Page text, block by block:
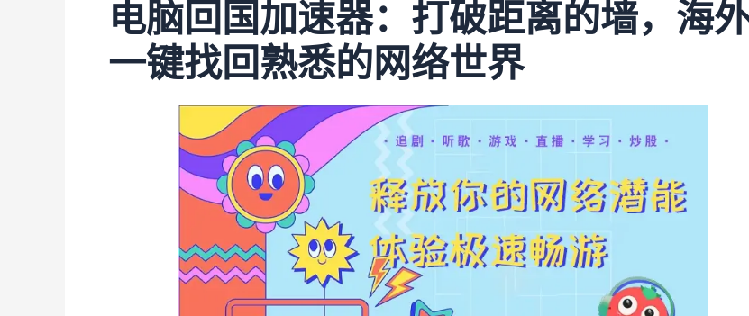
电脑回国加速器：打破距离的墙，海
一键找回熟悉的网络世界